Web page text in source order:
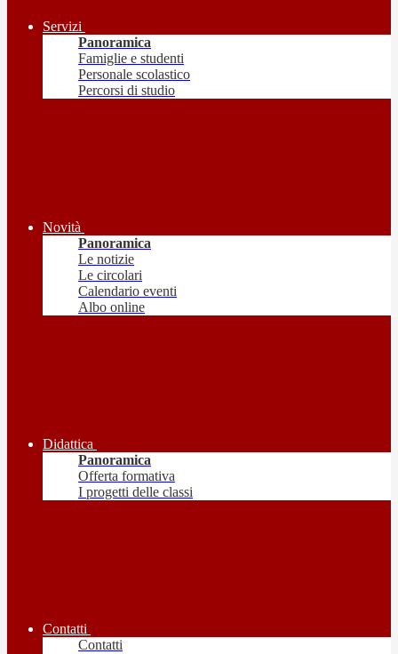
Servizi
Panoramica
Famiglie e studenti
Personale scolastico
Percorsi di studio
Novità
Panoramica
Le notizie
Le circolari
Calendario eventi
Albo online
Didattica
Panoramica
Offerta formativa
I progetti delle classi
Contatti
Contatti